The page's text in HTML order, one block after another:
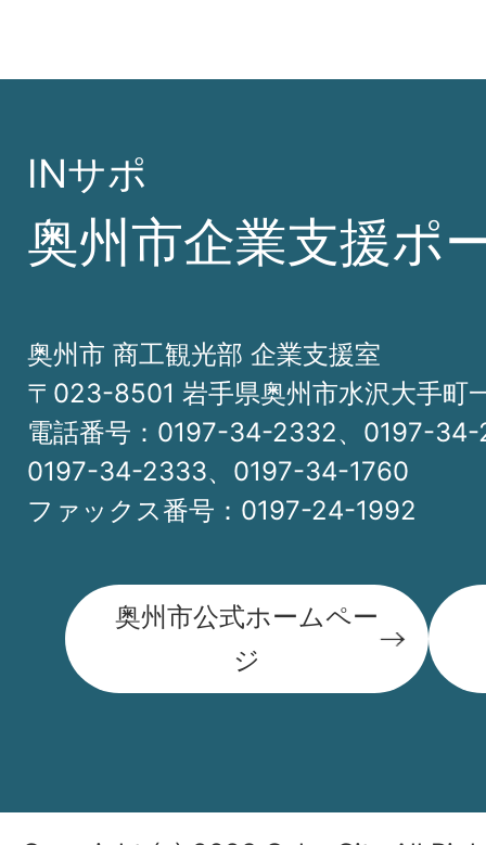
INサポ
奥州市企業支援ポ
奥州市 商工観光部 企業支援室
〒023-8501 岩手県奥州市水沢大手町
電話番号：0197-34-2332、0197-34-
0197-34-2333、0197-34-1760
ファックス番号：0197-24-1992
奥州市公式ホームペー
ジ